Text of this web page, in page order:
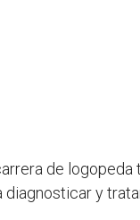
de
diagnosticar y